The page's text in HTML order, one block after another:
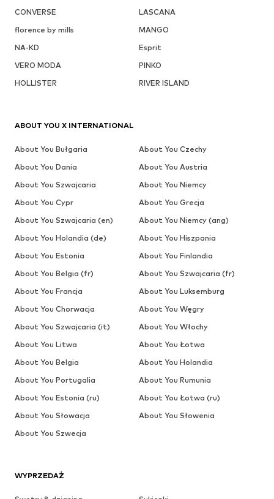
CONVERSE
LASCANA
florence by mills
MANGO
NA-KD
Esprit
VERO MODA
PINKO
HOLLISTER
RIVER ISLAND
WYPRZEDAŻ
ABOUT YOU X INTERNATIONAL
About You Bułgaria
About You Czechy
About You Dania
About You Austria
About You Szwajcaria
About You Niemcy
About You Cypr
About You Grecja
About You Szwajcaria (en)
About You Niemcy (ang)
About You Holandia (de)
About You Hiszpania
About You Estonia
About You Finlandia
About You Belgia (fr)
About You Szwajcaria (fr)
About You Francja
About You Luksemburg
About You Chorwacja
About You Węgry
About You Szwajcaria (it)
About You Włochy
About You Litwa
About You Łotwa
About You Belgia
About You Holandia
About You Portugalia
About You Rumunia
About You Estonia (ru)
About You Łotwa (ru)
About You Słowacja
About You Słowenia
About You Szwecja